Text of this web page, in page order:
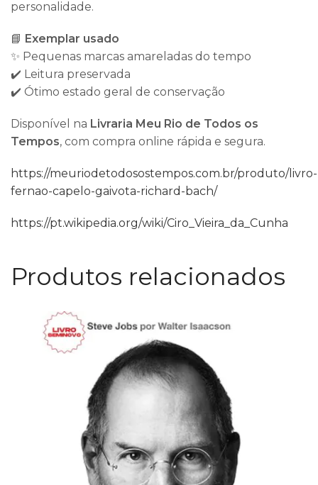
personalidade.
📘 Exemplar usado
✨ Pequenas marcas amareladas do tempo
✔️ Leitura preservada
✔️ Ótimo estado geral de conservação
Disponível na Livraria Meu Rio de Todos os
Tempos, com compra online rápida e segura.
https://meuriodetodosostempos.com.br/produto/livro-
fernao-capelo-gaivota-richard-bach/
https://pt.wikipedia.org/wiki/Ciro_Vieira_da_Cunha
Produtos relacionados